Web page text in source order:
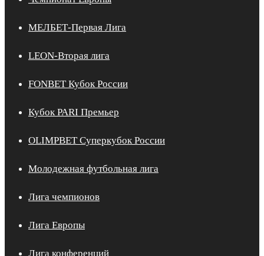
МЕЛБЕТ-Первая Лига
LEON-Вторая лига
FONBET Кубок России
Кубок PARI Премьер
OLIMPBET Суперкубок России
Молодежная футбольная лига
Лига чемпионов
Лига Европы
Лига конференций